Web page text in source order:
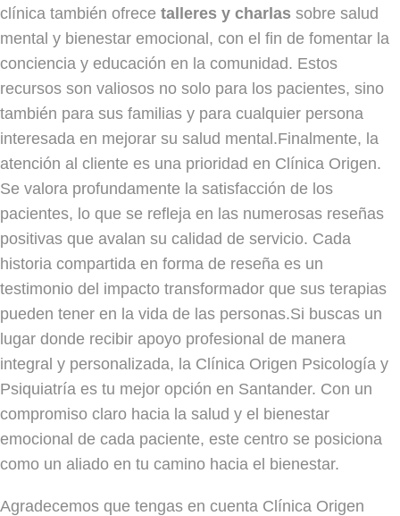
clínica también ofrece talleres y charlas sobre salud
mental y bienestar emocional, con el fin de fomentar la
conciencia y educación en la comunidad. Estos
recursos son valiosos no solo para los pacientes, sino
también para sus familias y para cualquier persona
interesada en mejorar su salud mental.Finalmente, la
atención al cliente es una prioridad en Clínica Origen.
Se valora profundamente la satisfacción de los
pacientes, lo que se refleja en las numerosas reseñas
positivas que avalan su calidad de servicio. Cada
historia compartida en forma de reseña es un
testimonio del impacto transformador que sus terapias
pueden tener en la vida de las personas.Si buscas un
lugar donde recibir apoyo profesional de manera
integral y personalizada, la Clínica Origen Psicología y
Psiquiatría es tu mejor opción en Santander. Con un
compromiso claro hacia la salud y el bienestar
emocional de cada paciente, este centro se posiciona
como un aliado en tu camino hacia el bienestar.
Agradecemos que tengas en cuenta Clínica Origen